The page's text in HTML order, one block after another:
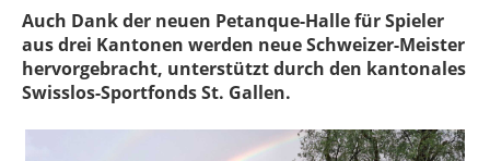
Auch Dank der neuen Petanque-Halle für Spieler
aus drei Kantonen werden neue Schweizer-Meister
hervorgebracht, unterstützt durch den kantonales
Swisslos-Sportfonds St. Gallen.